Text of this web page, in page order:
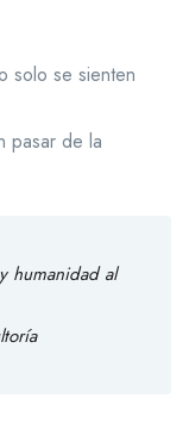
solo se sienten
pasar de la
humanidad al